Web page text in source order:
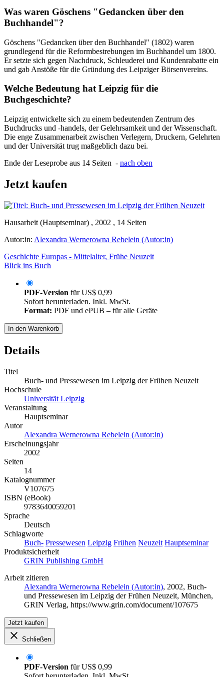
Was waren Göschens "Gedancken über den
Buchhandel"?
Göschens "Gedancken über den Buchhandel" (1802) waren
grundlegend für die Reformbestrebungen im Buchhandel um 1800.
Er setzte sich gegen Nachdruck, Schleuderei und Kundenrabatte ein
und gab Anstöße für die Gründung des Leipziger Börsenvereins.
Welche Bedeutung hat Leipzig für die
Buchgeschichte?
Leipzig entwickelte sich zu einem bedeutenden Zentrum des
Buchdrucks und -handels, der Gelehrsamkeit und der Wissenschaft.
Die enge Zusammenarbeit zwischen Verlegern, Druckern, Gelehrten
und der Universität trug maßgeblich dazu bei.
Ende der Leseprobe aus 14 Seiten - nach oben
Jetzt kaufen
Hausarbeit (Hauptseminar) , 2002 , 14 Seiten
Autor:in: Alexandra Wernerowna Rebelein (Autor:in)
Geschichte Europas - Mittelalter, Frühe Neuzeit
Blick ins Buch
PDF-Version fürUS$ 0,99
Sofort herunterladen. Inkl. MwSt.
Format: PDF und ePUB – für alle Geräte
In den Warenkorb
Details
Titel
Buch- und Pressewesen im Leipzig der Frühen Neuzeit
Hochschule
Universität Leipzig
Veranstaltung
Hauptseminar
Autor
Alexandra Wernerowna Rebelein (Autor:in)
Erscheinungsjahr
2002
Seiten
14
Katalognummer
V107675
ISBN (eBook)
9783640059201
Sprache
Deutsch
Schlagworte
Buch- Pressewesen Leipzig Frühen Neuzeit Hauptseminar
Produktsicherheit
GRIN Publishing GmbH
Arbeit zitieren
Alexandra Wernerowna Rebelein (Autor:in), 2002, Buch-
und Pressewesen im Leipzig der Frühen Neuzeit, München,
GRIN Verlag, https://www.grin.com/document/107675
Jetzt kaufen
Schließen
PDF-Version fürUS$ 0,99